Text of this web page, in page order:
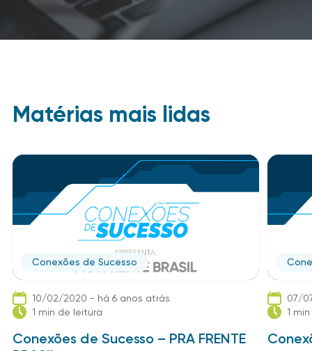
Matérias mais lidas
Conexões de Sucesso
10/02/2020 - há 6 anos atrás
1 min de leitura
Conexões de Sucesso – PRA FRENTE
07/
1